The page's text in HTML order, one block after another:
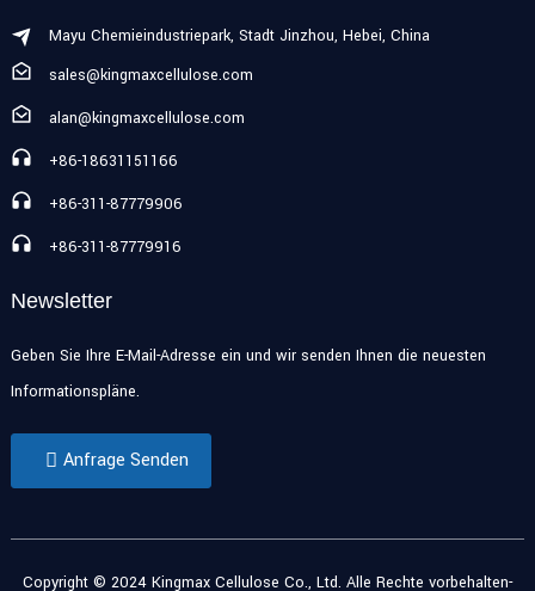
Mayu Chemieindustriepark, Stadt Jinzhou, Hebei, China
sales@kingmaxcellulose.com
alan@kingmaxcellulose.com
+86-18631151166
+86-311-87779906
+86-311-87779916
Newsletter
Geben Sie Ihre E-Mail-Adresse ein und wir senden Ihnen die neuesten
Informationspläne.
Anfrage Senden
Copyright © 2024 Kingmax Cellulose Co., Ltd. Alle Rechte vorbehalten-